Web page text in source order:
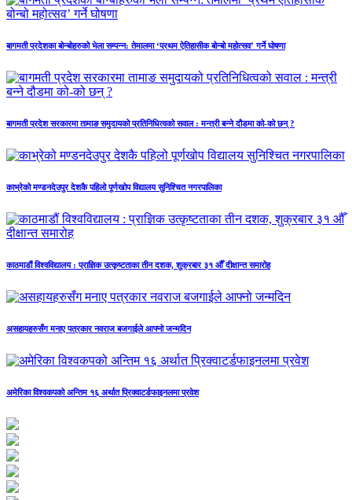
बागमती प्रदेशका बोन्बोहरुको भेला सम्पन्न: तेमालमा ‘प्रथम ऐतिहासीक बोन्बो महोत्सव’ गर्ने घोषणा
बागमती प्रदेश सरकारमा तामाङ समुदायको प्रतिनिधित्वको सवाल : मन्त्री बन्ने दौडमा को‐को छन् ?
काभ्रेको मण्डनदेउपुर देशकै पहिलो पूर्णखोप विद्यालय सुनिश्चित नगरपालिका
काठमाडौं विश्वविद्यालय : प्राज्ञिक उत्कृष्टताका तीन दशक, शुक्रबार ३१ औँ दीक्षान्त समारोह
असहायहरुसँग मनाए पत्रकार नवराज बजगाईले आफ्नो जन्मदिन
अमेरिका विश्वकपको अन्तिम १६ अर्थात प्रिक्वाटर्डफाइनलमा प्रवेश